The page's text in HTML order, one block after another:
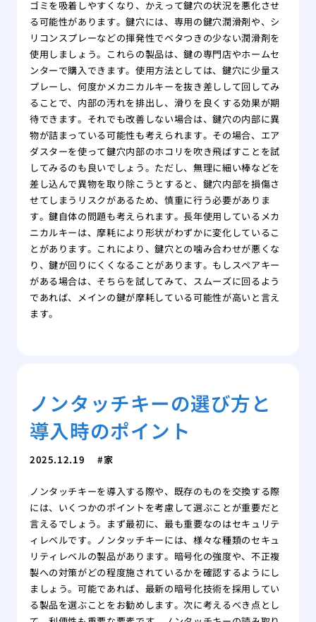
ゴミを吸着しやすくなり、かえって鍵穴の状況を悪化させ
る可能性があります。鍵穴には、専用の鍵穴潤滑剤や、シ
リコンスプレーなどの揮発性でベタつきの少ない潤滑剤を
使用しましょう。これらの製品は、鍵の専門店やホームセ
ンターで購入できます。使用方法としては、鍵穴に少量ス
プレーし、何度かメカニカルキーを抜き差しして回してみ
ることで、内部の汚れを排出し、滑りを良くする効果が期
待できます。それでも改善しない場合は、鍵穴の内部に異
物が詰まっている可能性も考えられます。その場合、エア
ダスターを使って鍵穴内部のホコリを吹き飛ばすことを試
してみるのも良いでしょう。ただし、無理に細い棒などを
差し込んで異物を取り除こうとすると、鍵穴内部を損傷さ
せてしまうリスクがあるため、慎重に行う必要がありま
す。鍵自体の問題も考えられます。長年使用しているメカ
ニカルキーは、摩耗により形状がわずかに変化しているこ
とがあります。これにより、鍵穴との噛み合わせが悪くな
り、鍵が回りにくくなることがあります。もしスペアキー
がある場合は、そちらを試してみて、スムーズに回るよう
であれば、メインの鍵が摩耗している可能性が高いと言え
ます。
ノンタッチキーの選び方と
導入時のポイント
2025.12.19 家
ノンタッチキーを導入する際や、既存のものを交換する際
には、いくつかのポイントを考慮して選ぶことが重要だと
言えるでしょう。まず最初に、最も重要なのはセキュリテ
ィレベルです。ノンタッチキーには、様々な種類のセキュ
リティレベルの製品があります。暗号化の強度や、不正複
製への対策がどの程度施されているかを確認するようにし
ましょう。可能であれば、最新の暗号化技術を採用してい
る製品を選ぶことをお勧めします。次に考えるべき点とし